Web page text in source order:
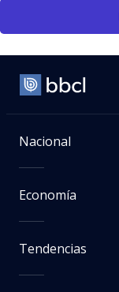
Nacional
Economía
Tendencias